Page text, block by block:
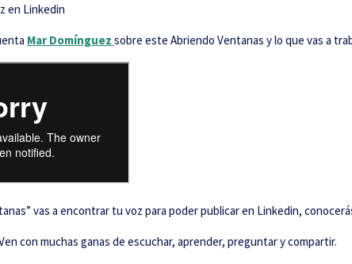
Mar Domínguezsobre este Abriendo Ventanas y lo que vas a
vas a encontrar tu voz para poder publicar en Linkedin,
con muchas ganas de escuchar, aprender, preguntar y compartir.